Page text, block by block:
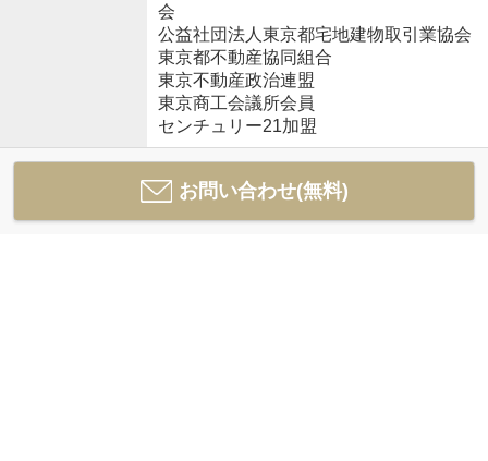
会
公益社団法人東京都宅地建物取引業協会
東京都不動産協同組合
東京不動産政治連盟
東京商工会議所会員
センチュリー21加盟
お問い合わせ(無料)